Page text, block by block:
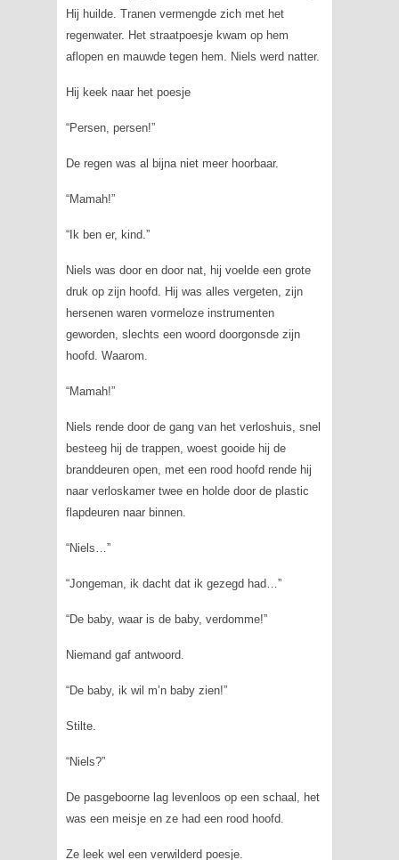
Hij huilde. Tranen vermengde zich met het
regenwater. Het straatpoesje kwam op hem
aflopen en mauwde tegen hem. Niels werd natter.
Hij keek naar het poesje
“Persen, persen!”
De regen was al bijna niet meer hoorbaar.
“Mamah!”
“Ik ben er, kind.”
Niels was door en door nat, hij voelde een grote
druk op zijn hoofd. Hij was alles vergeten, zijn
hersenen waren vormeloze instrumenten
geworden, slechts een woord doorgonsde zijn
hoofd. Waarom.
“Mamah!”
Niels rende door de gang van het verloshuis, snel
besteeg hij de trappen, woest gooide hij de
branddeuren open, met een rood hoofd rende hij
naar verloskamer twee en holde door de plastic
flapdeuren naar binnen.
“Niels…”
“Jongeman, ik dacht dat ik gezegd had…”
“De baby, waar is de baby, verdomme!”
Niemand gaf antwoord.
“De baby, ik wil m’n baby zien!”
Stilte.
“Niels?”
De pasgeboorne lag levenloos op een schaal, het
was een meisje en ze had een rood hoofd.
Ze leek wel een verwilderd poesje.